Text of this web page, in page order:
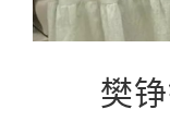
樊铮钰